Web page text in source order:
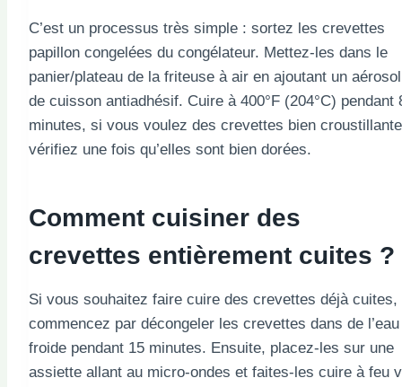
C’est un processus très simple : sortez les crevettes
papillon congelées du congélateur. Mettez-les dans le
panier/plateau de la friteuse à air en ajoutant un aérosol
de cuisson antiadhésif. Cuire à 400°F (204°C) pendant
minutes, si vous voulez des crevettes bien
vérifiez une fois qu’elles sont bien dorées.
Comment cuisiner des
crevettes entièrement cuites ?
Si vous souhaitez faire cuire des crevettes déjà cuites,
commencez par décongeler les crevettes dans de l’eau
froide pendant 15 minutes. Ensuite, placez-les sur une
assiette allant au micro-ondes et faites-les cuire à feu